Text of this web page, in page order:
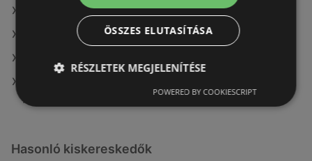
A(z) Douglas aktuális akciós újságjai
A(z) Alma Gyógyszertárak aktuális akciós újságjai
A(z) Avon aktuális akciós újságjai
Fertődi
Hasonló kiskereskedők
ÖSSZES ELUTASÍTÁSA
RÉSZLETEK MEGJELENÍTÉSE
POWERED BY COOKIESCRIPT